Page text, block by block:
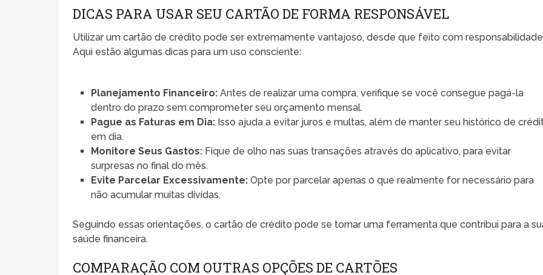
DICAS PARA USAR SEU CARTÃO DE FORMA RESPONSÁVEL
Utilizar um cartão de crédito pode ser extremamente vantajoso, desde que feito com
Aqui estão algumas dicas para um uso consciente:
Planejamento Financeiro: Antes de realizar uma compra, verifique se você consegue pagá-la
dentro do prazo sem comprometer seu orçamento mensal.
Pague as Faturas em Dia: Isso ajuda a evitar juros e multas, além de manter seu histórico de
em dia.
Monitore Seus Gastos: Fique de olho nas suas transações através do aplicativo, para evitar
surpresas no final do mês.
Evite Parcelar Excessivamente: Opte por parcelar apenas o que realmente for necessário para
não acumular muitas dívidas.
Seguindo essas orientações, o cartão de crédito pode se tornar uma ferramenta que contribui para a
saúde financeira.
COMPARAÇÃO COM OUTRAS OPÇÕES DE CARTÕES